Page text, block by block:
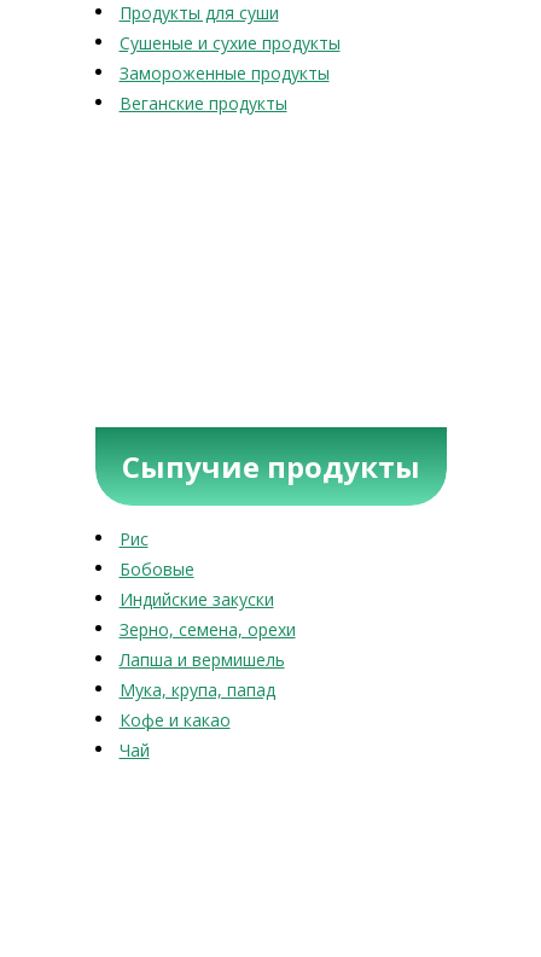
Продукты для суши
Сушеные и сухие продукты
Замороженные продукты
Веганские продукты
Сыпучие продукты
Рис
Бобовые
Индийские закуски
Зерно, семена, орехи
Лапша и вермишель
Мука, крупа, папад
Кофе и какао
Чай